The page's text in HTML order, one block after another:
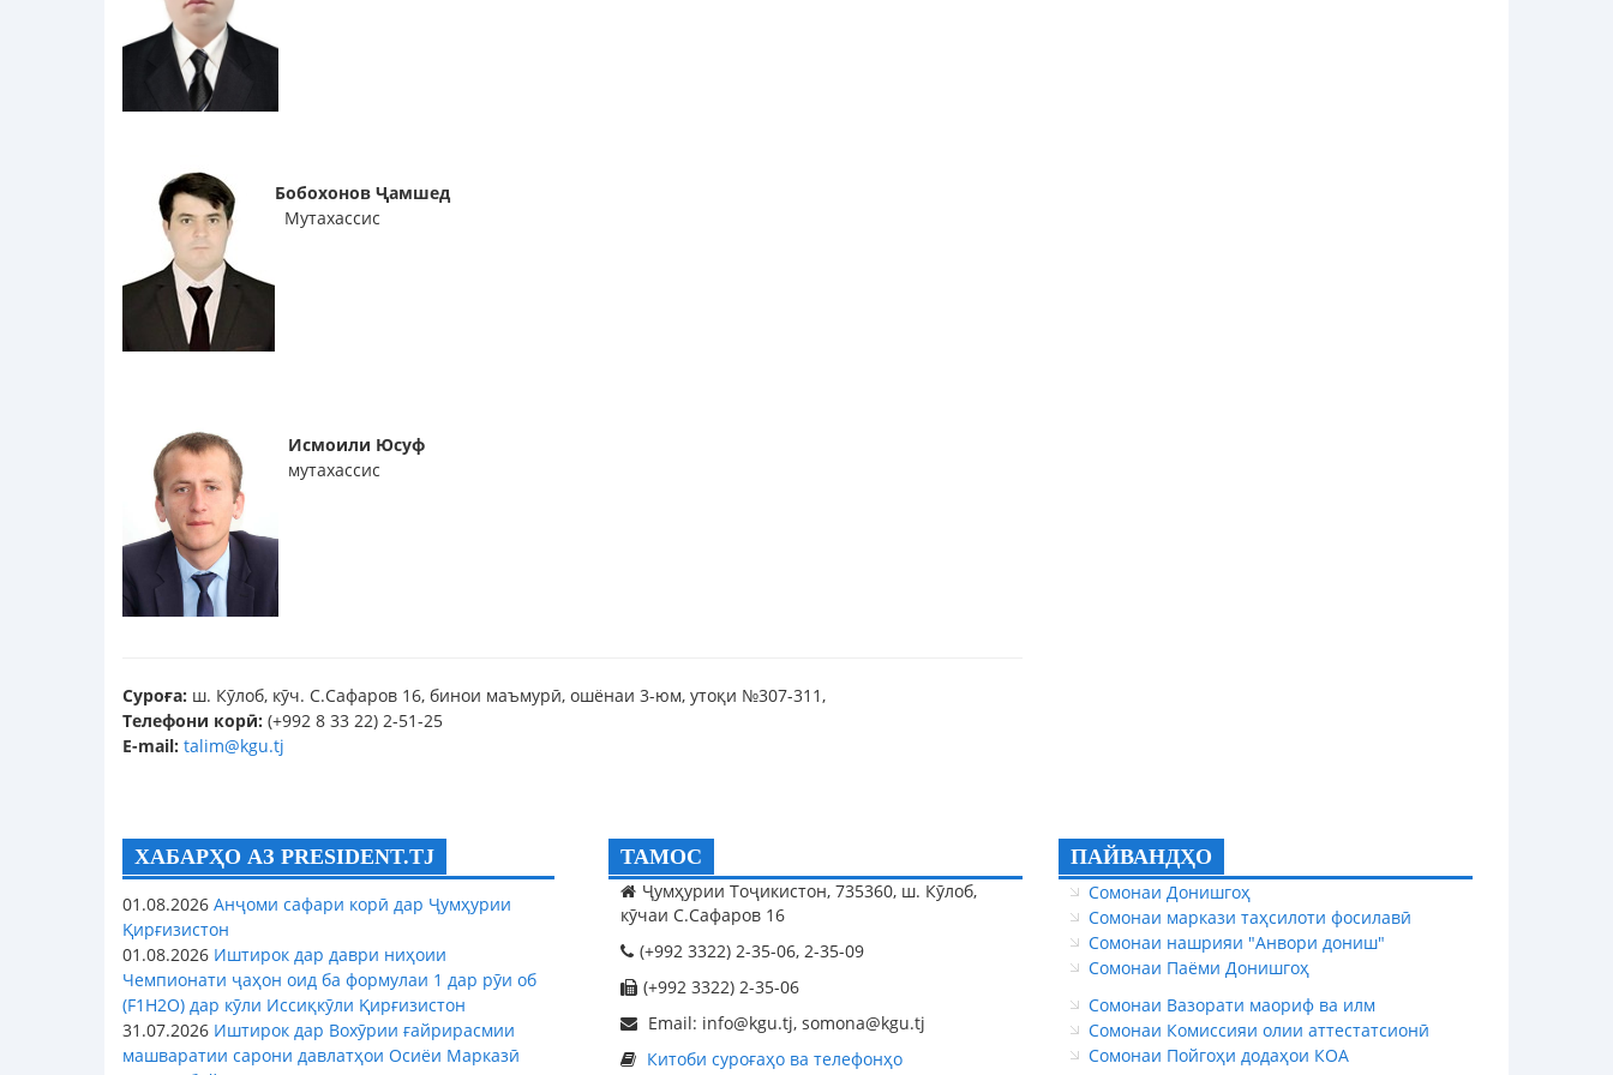
Бобохонов Ҷамшед
Мутахассис
Исмоили Юсуф
мутахассис
Суроға: ш. Кӯлоб, кӯч. С.Сафаров 16, бинои маъмурӣ, ошёнаи 3-юм, утоқи №307-311,
Телефони корӣ: (+992 8 33 22) 2-51-25
E-mail: talim@kgu.tj
ХАБАРҲО АЗ PRESIDENT.TJ
01.08.2026 Анҷоми сафари корӣ дар Ҷумҳурии
Қирғизистон
01.08.2026 Иштирок дар даври ниҳоии
Чемпионати ҷаҳон оид ба формулаи 1 дар рӯи об
(F1H2O) дар кӯли Иссиқкӯли Қирғизистон
31.07.2026 Иштирок дар Вохӯрии ғайрирасмии
машваратии сарони давлатҳои Осиёи Марказӣ
ТАМОС
Ҷумҳурии Тоҷикистон, 735360, ш. Кӯлоб,
кӯчаи С.Сафаров 16
(+992 3322) 2-35-06, 2-35-09
(+992 3322) 2-35-06
Email: info@kgu.tj, somona@kgu.tj
Китоби суроғаҳо ва телефонҳо
ПАЙВАНДҲО
Сомонаи Донишгоҳ
Сомонаи маркази таҳсилоти фосилавӣ
Сомонаи нашрияи "Анвори дониш"
Сомонаи Паёми Донишгоҳ
Сомонаи Вазорати маориф ва илм
Сомонаи Комиссияи олии аттестатсионӣ
Сомонаи Пойгоҳи додаҳои КОА